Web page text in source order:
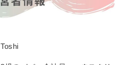
Toshi